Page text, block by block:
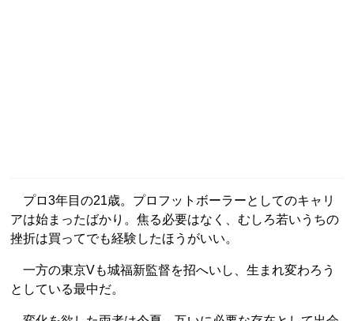
プロ3年目の21歳。プロフットボーラーとしてのキャリ
アは始まったばかり。焦る必要はなく、むしろ若いうちの
挫折は買ってでも経験したほうがいい。
一方の東京Vも城福新監督を招へいし、生まれ変わろう
としている最中だ。